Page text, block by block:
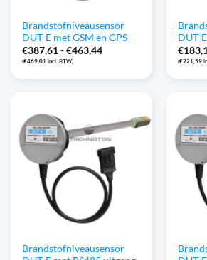
Brandstofniveausensor
DUT-E met GSM en GPS
€387,61-€463,44Prijsklasse:
€463,44
(€469,01 incl. BTW)
DUT-
€
(€221,59
Brandstofniveausensor